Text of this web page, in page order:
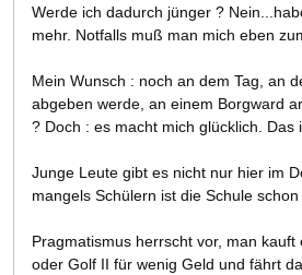
Werde ich dadurch jünger ?
mehr. Notfalls muß man mich eben
Mein Wunsch : noch an dem Tag, an
abgeben werde, an einem Borgward
? Doch : es macht mich glücklich. Das
Junge Leute gibt es nicht nur hier im
mangels Schülern ist die Schule
Pragmatismus herrscht vor, man kauft
oder Golf II für wenig Geld und fährt